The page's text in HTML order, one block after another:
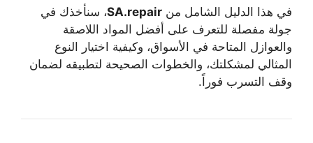
في هذا الدليل الشامل من SA.repair، سنأخذك في
جولة مفصلة للتعرف على أفضل المواد اللاصقة
والعوازل المتاحة في الأسواق، وكيفية اختيار النوع
المثالي لمشكلتك، والخطوات الصحيحة لتطبيقه لضمان
وقف التسرب فوراً.